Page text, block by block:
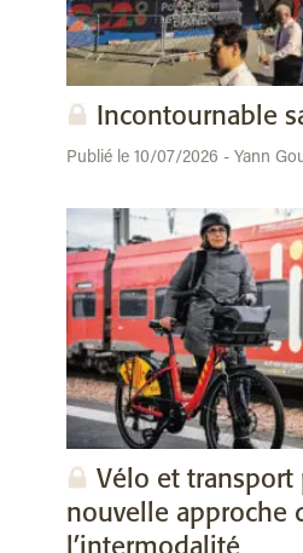
Incontournable
Publié le 10/07/2026 - Yann
Vélo et transport
nouvelle approche